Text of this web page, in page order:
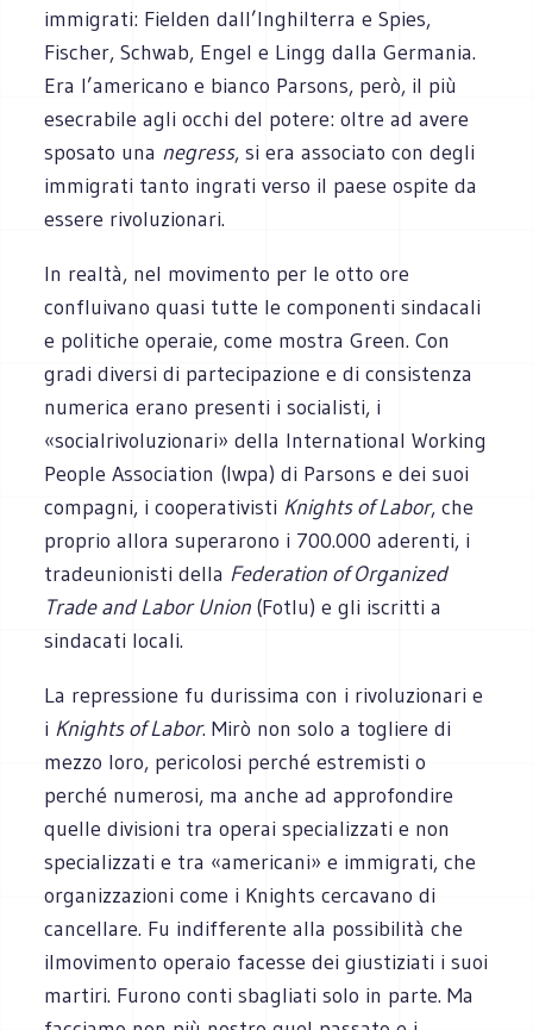
immigrati: Fielden dall’Inghilterra e Spies,
Fischer, Schwab, Engel e Lingg dalla Germania.
Era l’americano e bianco Parsons, però, il più
esecrabile agli occhi del potere: oltre ad avere
sposato una negress, si era associato con degli
immigrati tanto ingrati verso il paese ospite da
essere rivoluzionari.
In realtà, nel movimento per le otto ore
confluivano quasi tutte le componenti sindacali
e politiche operaie, come mostra Green. Con
gradi diversi di partecipazione e di consistenza
numerica erano presenti i socialisti, i
«socialrivoluzionari» della International Working
People Association (Iwpa) di Parsons e dei suoi
compagni, i cooperativisti Knights of Labor, che
proprio allora superarono i 700.000 aderenti, i
tradeunionisti della Federation of Organized
Trade and Labor Union (Fotlu) e gli iscritti a
sindacati locali.
La repressione fu durissima con i rivoluzionari e
i Knights of Labor. Mirò non solo a togliere di
mezzo loro, pericolosi perché estremisti o
perché numerosi, ma anche ad approfondire
quelle divisioni tra operai specializzati e non
specializzati e tra «americani» e immigrati, che
organizzazioni come i Knights cercavano di
cancellare. Fu indifferente alla possibilità che
ilmovimento operaio facesse dei giustiziati i suoi
martiri. Furono conti sbagliati solo in parte. Ma